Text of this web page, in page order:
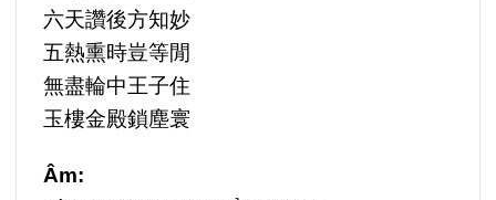
六天讚後方知妙
五熱熏時豈等閒
無盡輪中王子住
玉樓金殿鎖塵寰
Âm: